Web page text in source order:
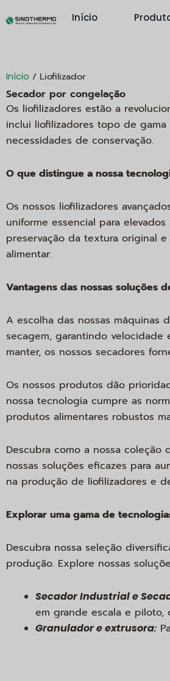
para
Início
Início / Liofilizador
Secador por congelação
Os liofilizadores estão a
inclui liofilizadores topo de gama
necessidades de conservação.
O que distingue a nossa
Os nossos liofilizadores
uniforme essencial para
preservação da textura original
alimentar.
Vantagens das nossas soluções
A escolha das nossas máquinas
secagem, garantindo
manter, os nossos secadores
Os nossos produtos dão
nossa tecnologia cumpre as
produtos alimentares robustos
Descubra como a nossa
nossas soluções eficazes para
na produção de liofilizadores e
Explorar uma gama de
Descubra nossa seleção
produção. Explore nossas
Secador Industrial e
em grande escala e piloto,
Granulador e extrusora: